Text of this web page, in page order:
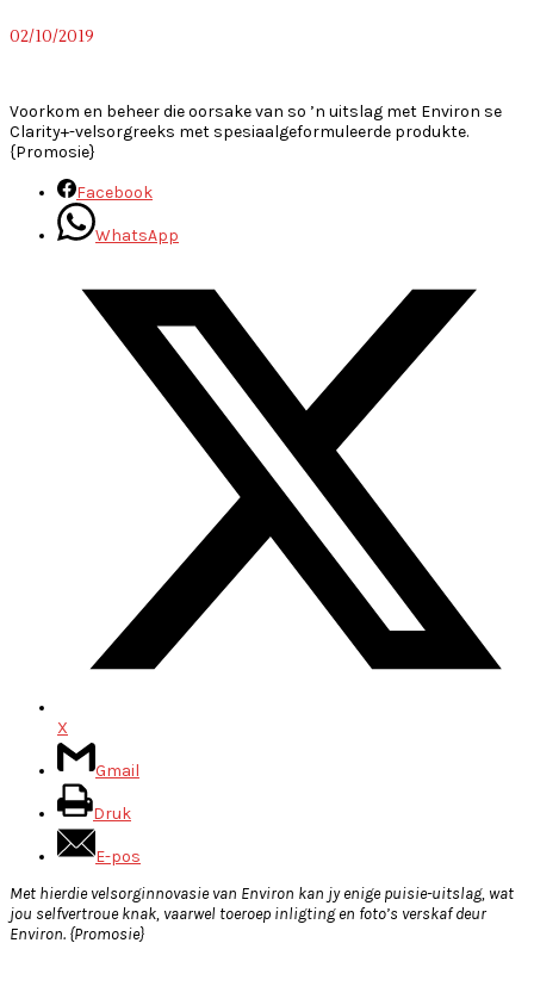
02/10/2019
Voorkom en beheer die oorsake van so ’n uitslag met Environ se
Clarity+-velsorgreeks met spesiaalgeformuleerde produkte.
{Promosie}
Facebook
WhatsApp
X
Gmail
Druk
E-pos
Met hierdie velsorginnovasie van Environ kan jy enige puisie-uitslag, wat
jou selfvertroue knak, vaarwel toeroep inligting en foto’s verskaf deur
Environ. {Promosie}